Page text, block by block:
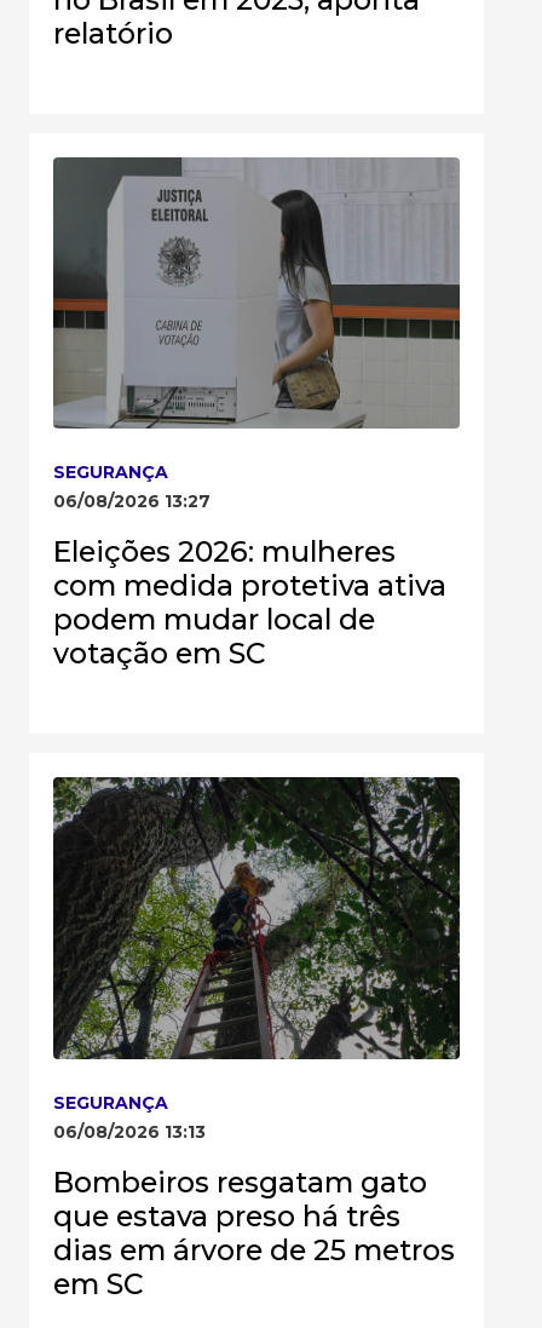
relatório
SEGURANÇA
06/08/2026 13:27
Eleições 2026: mulheres
com medida protetiva ativa
podem mudar local de
votação em SC
SEGURANÇA
06/08/2026 13:13
Bombeiros resgatam gato
que estava preso há três
dias em árvore de 25 metros
em SC